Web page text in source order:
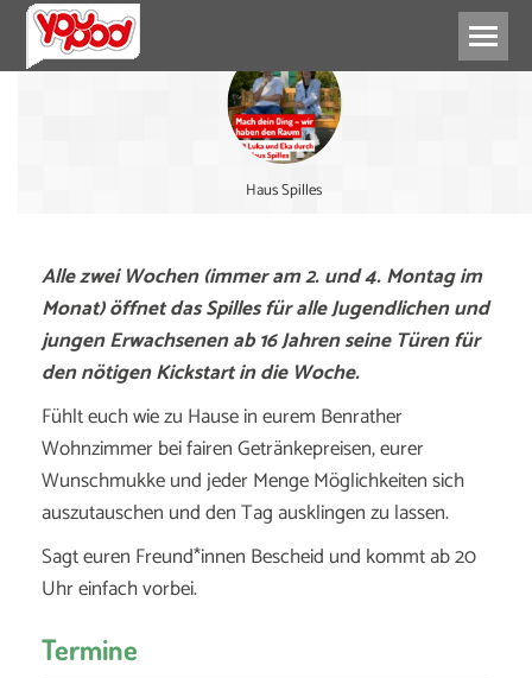
Haus Spilles
Alle zwei Wochen (immer am 2. und 4. Montag im
Monat) öffnet das Spilles für alle Jugendlichen und
jungen Erwachsenen ab 16 Jahren seine Türen für
den nötigen Kickstart in die Woche.
Fühlt euch wie zu Hause in eurem Benrather
Wohnzimmer bei fairen Getränkepreisen, eurer
Wunschmukke und jeder Menge Möglichkeiten sich
auszutauschen und den Tag ausklingen zu lassen.
Sagt euren Freund*innen Bescheid und kommt ab 20
Uhr einfach vorbei.
Termine